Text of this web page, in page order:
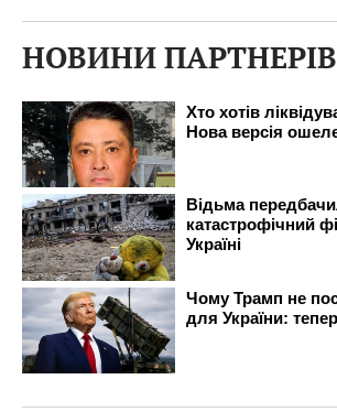
НОВИНИ ПАРТНЕРІВ